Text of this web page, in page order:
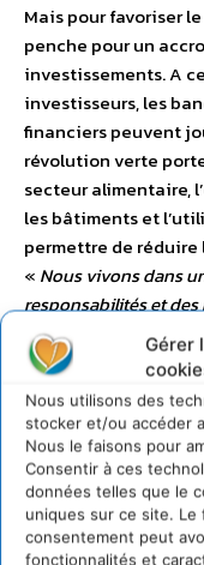
Gérer
Nous utilisons des
stocker et/ou accéder
Nous le faisons pour
Consentir à ces
données telles que le
uniques sur ce site.
consentement peut
fonctionnalités et
Mais pour favoriser
penche pour un
investissements. A
investisseurs, les
financiers peuvent
révolution verte
secteur alimentaire,
les bâtiments et
permettre de réduire
« Nous vivons dans
responsabilités et
changements.
d’autres auront
changement», a